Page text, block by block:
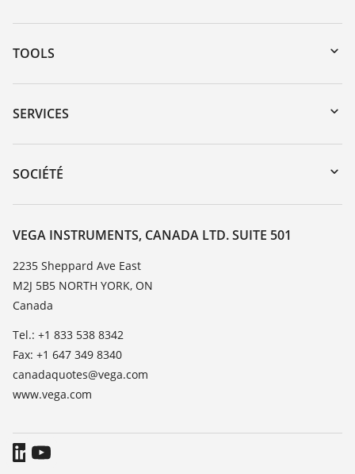
TOOLS
Téléchargements
Recherche par numéro de série
DTM Collection/PACTware
SERVICES
Retour d'appareil
Service client
SOCIÉTÉ
À propos de VEGA
Contact
News
Presse
Blog
VEGA INSTRUMENTS, CANADA LTD. SUITE 501
2235 Sheppard Ave East
M2J 5B5 NORTH YORK, ON
Canada
Tel.: +1 833 538 8342
Fax: +1 647 349 8340
canadaquotes@vega.com
www.vega.com